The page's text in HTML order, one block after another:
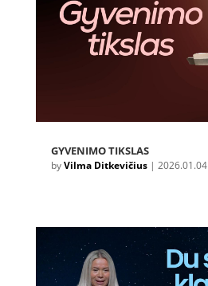
GYVENIMO TIKSLAS
byVilma Ditkevičius| 2026.01.04